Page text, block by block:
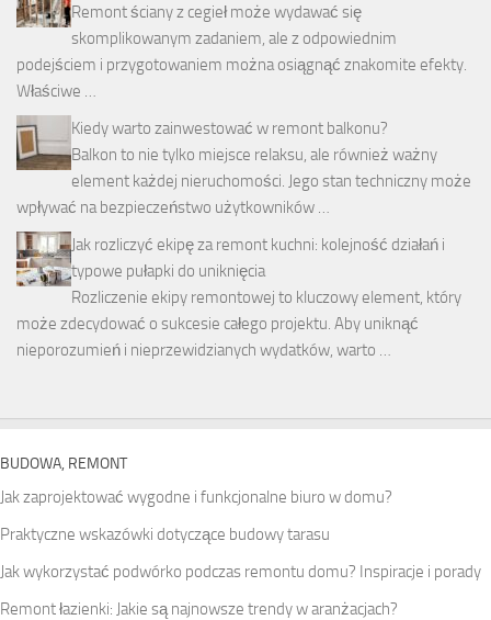
Remont ściany z cegieł może wydawać się
skomplikowanym zadaniem, ale z odpowiednim
podejściem i przygotowaniem można osiągnąć znakomite efekty.
Właściwe …
Kiedy warto zainwestować w remont balkonu?
Balkon to nie tylko miejsce relaksu, ale również ważny
element każdej nieruchomości. Jego stan techniczny może
wpływać na bezpieczeństwo użytkowników …
Jak rozliczyć ekipę za remont kuchni: kolejność działań i
typowe pułapki do uniknięcia
Rozliczenie ekipy remontowej to kluczowy element, który
może zdecydować o sukcesie całego projektu. Aby uniknąć
nieporozumień i nieprzewidzianych wydatków, warto …
BUDOWA, REMONT
Jak zaprojektować wygodne i funkcjonalne biuro w domu?
Praktyczne wskazówki dotyczące budowy tarasu
Jak wykorzystać podwórko podczas remontu domu? Inspiracje i porady
Remont łazienki: Jakie są najnowsze trendy w aranżacjach?